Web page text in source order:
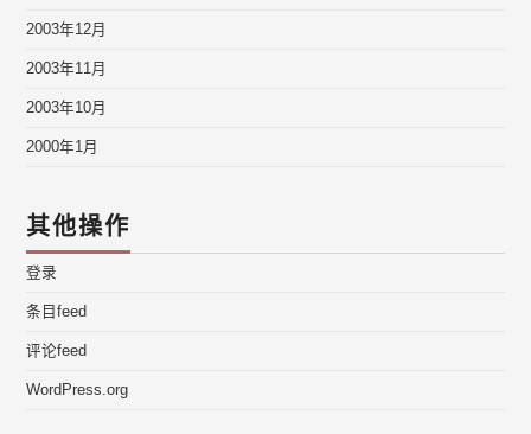
2003年12月
2003年11月
2003年10月
2000年1月
其他操作
登录
条目feed
评论feed
WordPress.org